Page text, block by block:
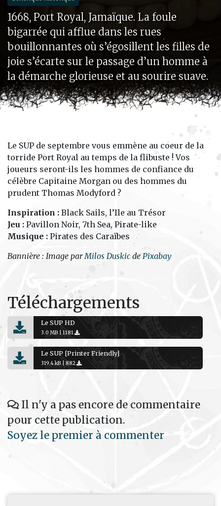
1668, Port Royal, Jamaïque. La foule
bigarrée qui afflue dans les rues
bouillonnantes où s’égosillent les filles de
joie s’écarte sur le passage d’un homme à
la démarche glorieuse et au sourire suave.
Le SUP de septembre vous emmène au coeur de la
torride Port Royal au temps de la flibuste ! Vos
joueurs seront-ils les hommes de confiance du
célèbre Capitaine Morgan ou des hommes du
prudent Thomas Modyford ?
Inspiration : Black Sails, l’Ile au Trésor
Jeu : Pavillon Noir, 7th Sea, Pirate-like
Musique : Pirates des Caraïbes
Bannière : Image par Milos Duskic dePixabay
Téléchargements
Le SUP HD
3.0 MB |1181
Le SUP [Printer Friendly]
319.4 kB | 882
Il n'y a pas encore de commentaire
pour cette publication.
Soyez le premier à commenter